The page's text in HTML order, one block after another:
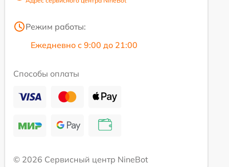
Режим работы:
Ежедневно с 9:00 до 21:00
Способы оплаты
© 2026 Сервисный центр NineBot